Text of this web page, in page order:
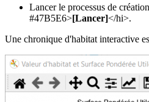
Lancer le processus de
#47B5E6>[Lancer]</hi>.
Une chronique d'habitat interactive